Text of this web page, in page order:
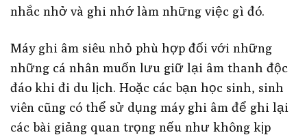
nhắc nhở và ghi nhớ làm những việc gì đó.
Máy ghi âm siêu nhỏ phù hợp đối với những
những cá nhân muốn lưu giữ lại âm thanh độc
đáo khi đi du lịch. Hoặc các bạn học sinh, sinh
viên cũng có thể sử dụng máy ghi âm để ghi lại
các bài giảng quan trọng nếu như không kịp